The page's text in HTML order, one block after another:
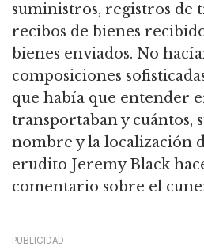
suministros, registros de
recibos de bienes
bienes enviados. No
composiciones
que había que entender
transportaban y cuántos,
nombre y la localización
erudito Jeremy Black
comentario sobre el
PUBLICIDAD